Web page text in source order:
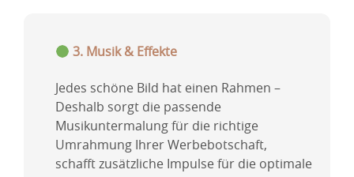
3. Musik & Effekte
Jedes schöne Bild hat einen Rahmen –
Deshalb sorgt die passende
Musikuntermalung für die richtige
Umrahmung Ihrer Werbebotschaft,
schafft zusätzliche Impulse für die optimale